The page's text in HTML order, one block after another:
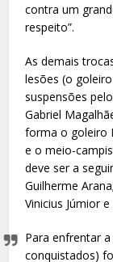
contra um
respeito”.
As demais
lesões (o
suspensões
Gabriel
forma o goleiro
e o meio-
deve ser a
Guilherme
Vinicius Júmior
Para enfrentar
conquistados)